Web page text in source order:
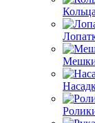
Мешки